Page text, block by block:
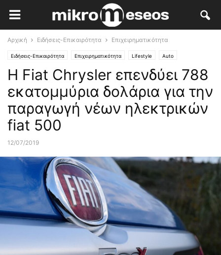
Αρχική Ειδήσεις-Επικαιρότητα Επιχειρηματικότητα
Ειδήσεις-Επικαιρότητα Επιχειρηματικότητα Lifestyle Auto
Η Fiat Chrysler επενδύει 788
εκατομμύρια δολάρια για την
παραγωγή νέων ηλεκτρικών
fiat 500
12/07/2019